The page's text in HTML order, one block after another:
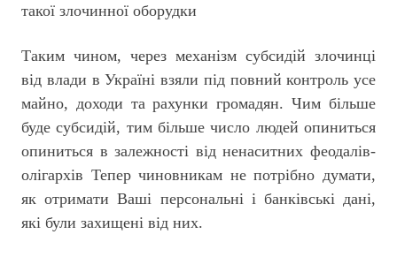
такої злочинної оборудки
Таким чином, через механізм субсидій злочинці
від влади в Україні взяли під повний контроль усе
майно, доходи та рахунки громадян. Чим більше
буде субсидій, тим більше число людей опиниться
опиниться в залежності від ненаситних феодалів-
олігархів Тепер чиновникам не потрібно думати,
як отримати Ваші персональні і банківські дані,
які були захищені від них.